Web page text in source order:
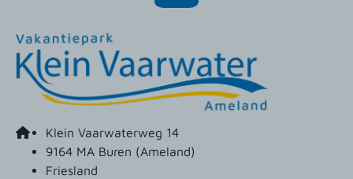
Klein Vaarwaterweg 14
9164 MA Buren (Ameland)
Friesland